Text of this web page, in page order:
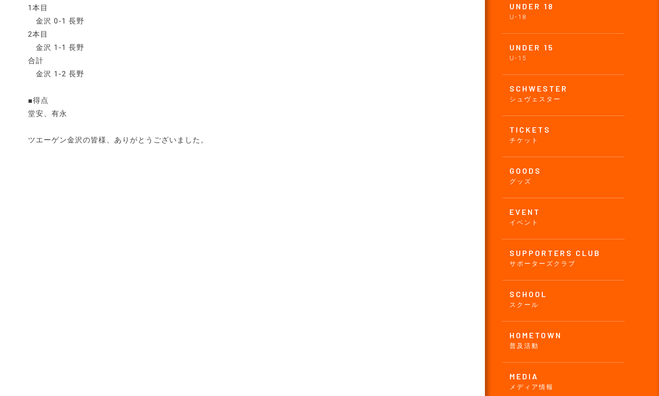
UNDER 18
U-18
UNDER 15
U-15
SCHWESTER
シュヴェスター
TICKETS
チケット
GOODS
グッズ
EVENT
イベント
SUPPORTERS CLUB
サポーターズクラブ
SCHOOL
スクール
HOMETOWN
普及活動
MEDIA
メディア情報
1本目
金沢 0-1 長野
2本目
金沢 1-1 長野
合計
金沢 1-2 長野
■得点
堂安、有永
ツエーゲン金沢の皆様、ありがとうございました。